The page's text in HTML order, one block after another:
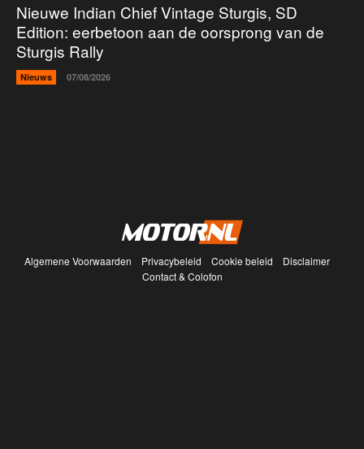
Nieuwe Indian Chief Vintage Sturgis, SD
Edition: eerbetoon aan de oorsprong van de
Sturgis Rally
Nieuws 07/08/2026
Algemene Voorwaarden Privacybeleid Cookie beleid
Disclaimer
Contact & Colofon